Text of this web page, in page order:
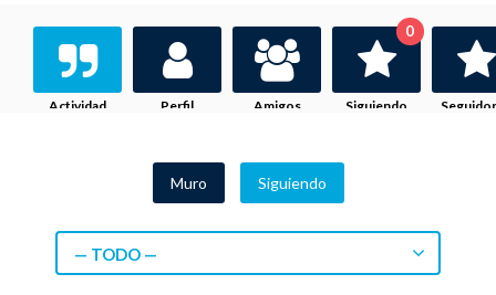
Actividad Perfil Amigos Siguiendo
0
Muro Siguiendo
— TODO —